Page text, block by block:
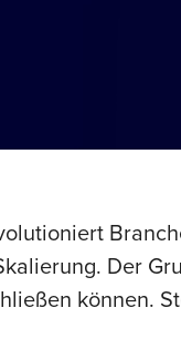
Der
können.